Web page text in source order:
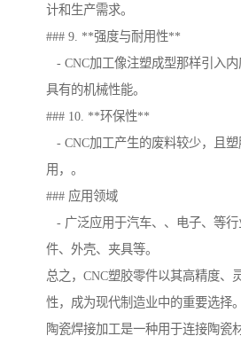
计和生产需求。
### 9. **强度与耐用性**
- CNC加工像注塑成型那样引入
具有的机械性能。
### 10. **环保性**
- CNC加工产生的废料较少，且塑
用，。
### 应用领域
- 广泛应用于汽车、、电子、等
件、外壳、夹具等。
总之，CNC塑胶零件以其高精度、
性，成为现代制造业中的重要选择。
陶瓷焊接加工是一种用于连接陶瓷